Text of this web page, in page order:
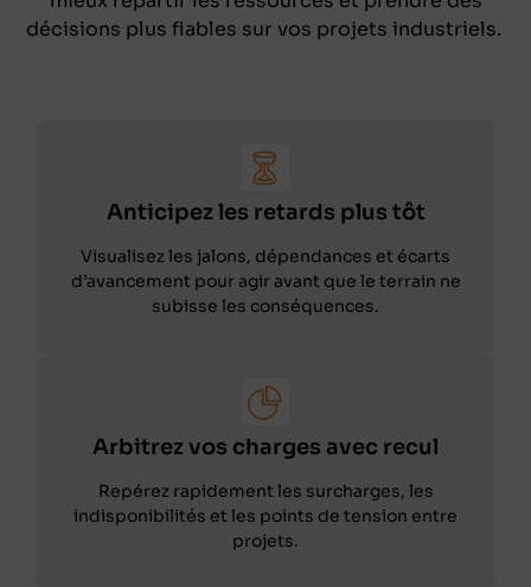
décisions plus fiables sur vos projets industriels.
Anticipez les retards plus tôt
Visualisez les jalons, dépendances et écarts
d’avancement pour agir avant que le terrain ne
subisse les conséquences.
Arbitrez vos charges avec recul
Repérez rapidement les surcharges, les
indisponibilités et les points de tension entre
projets.